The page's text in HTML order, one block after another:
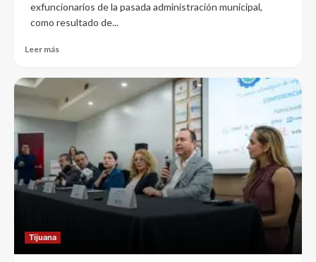
exfuncionarios de la pasada administración municipal,
como resultado de...
Leer más
Tijuana